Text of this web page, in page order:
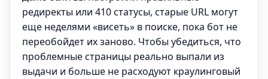
редиректы или 410 статусы, старые URL могут
еще неделями «висеть» в поиске, пока бот не
переобойдет их заново. Чтобы убедиться, что
проблемные страницы реально выпали из
выдачи и больше не расходуют краулинговый